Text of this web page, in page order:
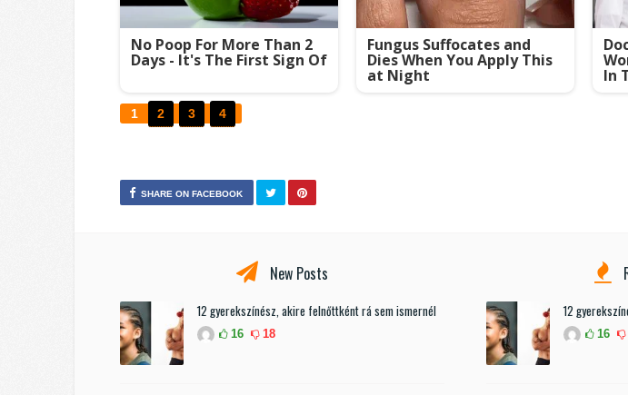
No Poop For More Than 2
Days - It's The First Sign Of
Fungus Suffocates and
Dies When You Apply This
at Night In
1 2 3 4
SHARE ON FACEBOOK
New Posts
12 gyerekszínész, akire felnőttként rá sem ismernél
16 18
12
16